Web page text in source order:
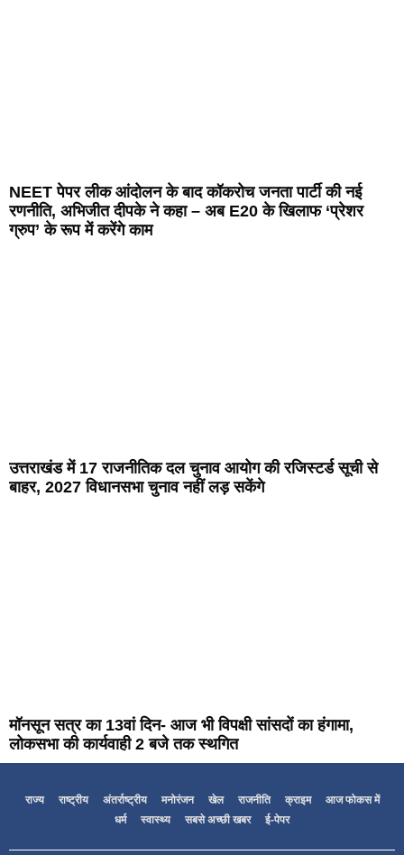
NEET पेपर लीक आंदोलन के बाद कॉकरोच जनता पार्टी की नई
रणनीति, अभिजीत दीपके ने कहा – अब E20 के खिलाफ ‘प्रेशर
ग्रुप’ के रूप में करेंगे काम
उत्तराखंड में 17 राजनीतिक दल चुनाव आयोग की रजिस्टर्ड सूची से
बाहर, 2027 विधानसभा चुनाव नहीं लड़ सकेंगे
मॉनसून सत्र का 13वां दिन- आज भी विपक्षी सांसदों का हंगामा,
लोकसभा की कार्यवाही 2 बजे तक स्थगित
राज्य राष्ट्रीय अंतर्राष्ट्रीय मनोरंजन खेल राजनीति क्राइम
आज फोकस में
धर्म
स्वास्थ्य सबसे अच्छी खबर ई-पेपर